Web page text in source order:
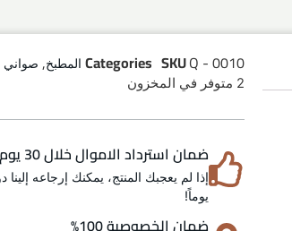
SKUQ - 0010
Categories المطبخ, صواني
2 متوفر في المخزون
ضمان استرداد الاموال خلال 30 يوم
يوماً!